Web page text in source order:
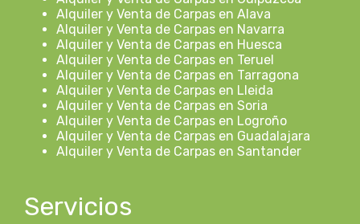
Alquiler y Venta de Carpas en Alava
Alquiler y Venta de Carpas en Navarra
Alquiler y Venta de Carpas en Huesca
Alquiler y Venta de Carpas en Teruel
Alquiler y Venta de Carpas en Tarragona
Alquiler y Venta de Carpas en Lleida
Alquiler y Venta de Carpas en Soria
Alquiler y Venta de Carpas en Logroño
Alquiler y Venta de Carpas en Guadalajara
Alquiler y Venta de Carpas en Santander
Servicios